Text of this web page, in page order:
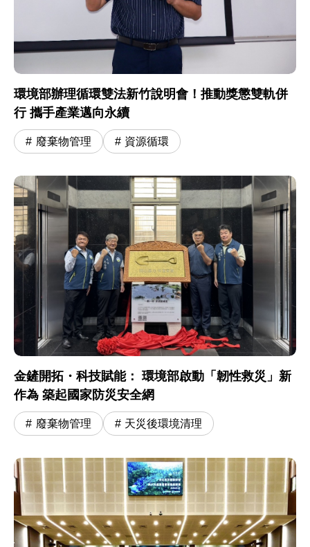
環境部辦理循環雙法新竹說明會！推動獎懲雙軌併
行 攜手產業邁向永續
廢棄物管理 資源循環
金鏟開拓・科技賦能： 環境部啟動「韌性救災」新
作為 築起國家防災安全網
廢棄物管理 天災後環境清理